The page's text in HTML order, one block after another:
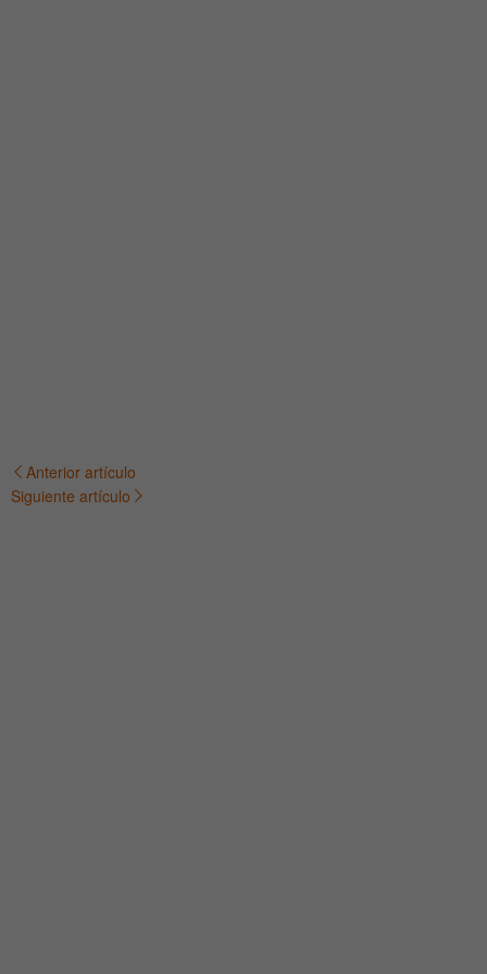
Navegación
Anterior artículo
Siguiente artículo